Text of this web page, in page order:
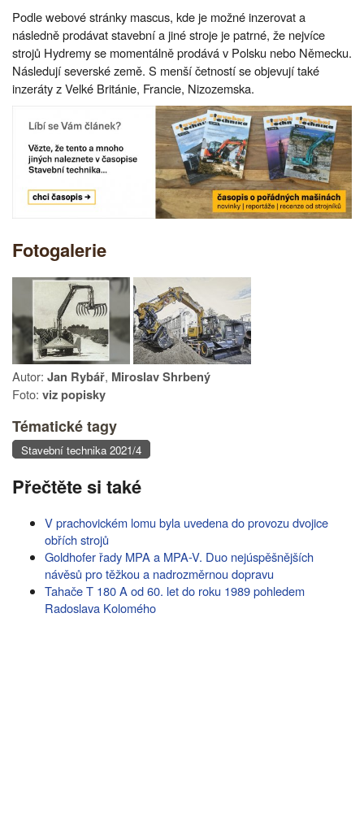
Podle webové stránky mascus, kde je možné inzerovat a
následně prodávat stavební a jiné stroje je patrné, že nejvíce
strojů Hydremy se momentálně prodává v Polsku nebo Německu.
Následují severské země. S menší četností se objevují také
inzeráty z Velké Británie, Francie, Nizozemska.
Fotogalerie
Autor: Jan Rybář, Miroslav Shrbený
Foto: viz popisky
Tématické tagy
Stavební technika 2021/4
Přečtěte si také
V prachovickém lomu byla uvedena do provozu dvojice
obřích strojů
Goldhofer řady MPA a MPA-V. Duo nejúspěšnějších
návěsů pro těžkou a nadrozměrnou dopravu
Tahače T 180 A od 60. let do roku 1989 pohledem
Radoslava Kolomého